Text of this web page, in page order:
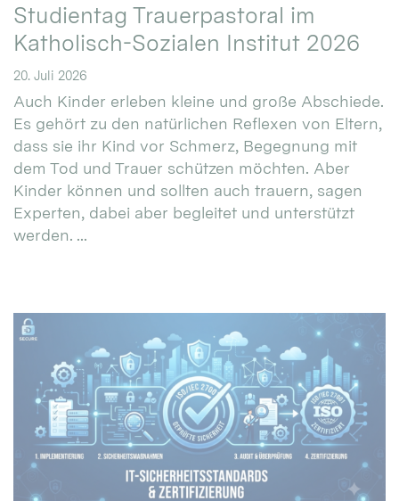
Studientag Trauerpastoral im
Katholisch-Sozialen Institut 2026
20. Juli 2026
Auch Kinder erleben kleine und große Abschiede.
Es gehört zu den natürlichen Reflexen von Eltern,
dass sie ihr Kind vor Schmerz, Begegnung mit
dem Tod und Trauer schützen möchten. Aber
Kinder können und sollten auch trauern, sagen
Experten, dabei aber begleitet und unterstützt
werden. ...